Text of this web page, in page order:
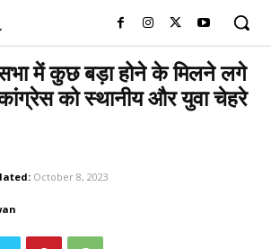
में कुछ बड़ा होने के मिलने लगे
को स्थानीय और युवा चेहरे
October 8, 2023